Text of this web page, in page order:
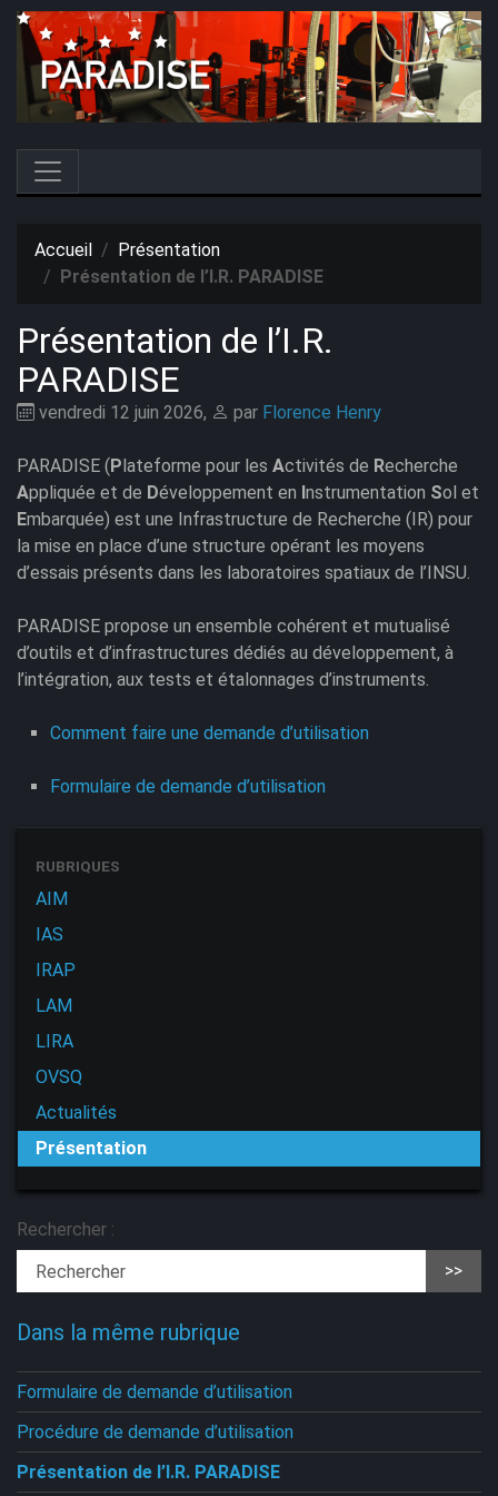
Accueil
Présentation
Présentation de l’I.R. PARADISE
Présentation de l’I.R.
PARADISE
vendredi 12 juin 2026, par Florence Henry
PARADISE (Plateforme pour les Activités de Recherche
Appliquée et de Développement en Instrumentation Sol et
Embarquée) est une Infrastructure de Recherche (IR) pour
la mise en place d’une structure opérant les moyens
d’essais présents dans les laboratoires spatiaux de l’INSU.
PARADISE propose un ensemble cohérent et mutualisé
d’outils et d’infrastructures dédiés au développement, à
l’intégration, aux tests et étalonnages d’instruments.
Comment faire une demande d’utilisation
Formulaire de demande d’utilisation
RUBRIQUES
AIM
IAS
IRAP
LAM
LIRA
OVSQ
Actualités
Présentation
Rechercher :
>>
Dans la même rubrique
Formulaire de demande d’utilisation
Procédure de demande d’utilisation
Présentation de l’I.R. PARADISE